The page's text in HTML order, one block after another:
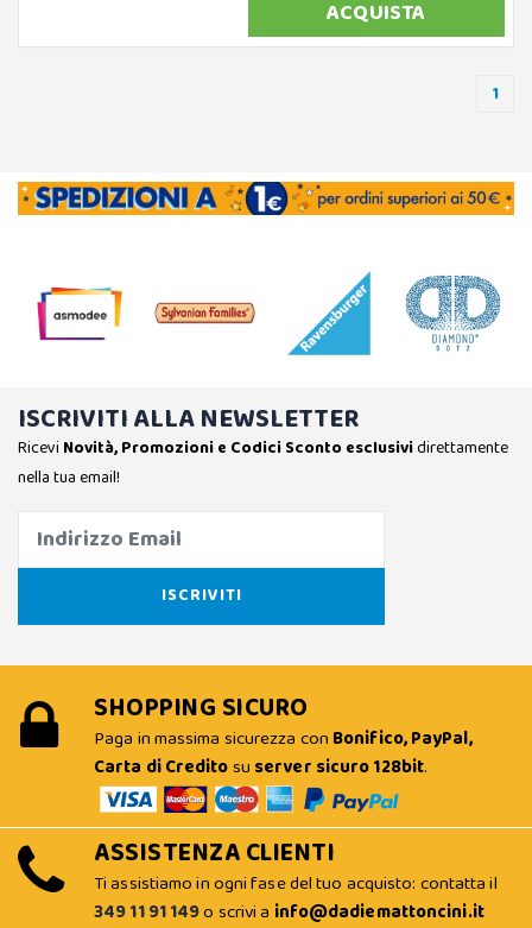
ACQUISTA
1
ISCRIVITI ALLA NEWSLETTER
Ricevi Novità, Promozioni e Codici Sconto esclusividirettamente
nella tua email!
SHOPPING SICURO
Paga in massima sicurezza con Bonifico, PayPal,
Carta di Creditosu server sicuro 128bit.
ASSISTENZA CLIENTI
Ti assistiamo in ogni fase del tuo acquisto: contatta il
349 11 91 149o scrivi a info@dadiemattoncini.it